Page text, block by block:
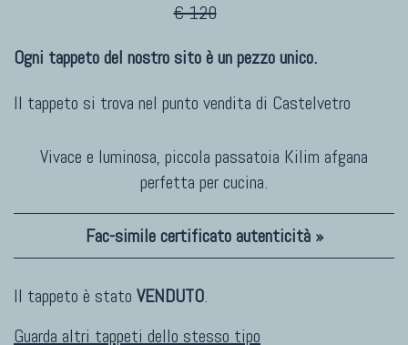
€ 120
Ogni tappeto del nostro sito è un pezzo unico.
Il tappeto si trova nel punto vendita di Castelvetro
Vivace e luminosa, piccola passatoia Kilim afgana
perfetta per cucina.
Fac-simile certificato autenticità »
Il tappeto è stato VENDUTO.
Guarda altri tappeti dello stesso tipo